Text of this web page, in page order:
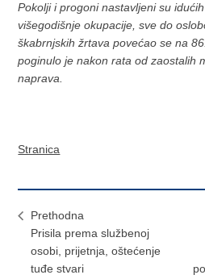
Pokolji i progoni nastavljeni su
višegodišnje okupacije, sve do
škabrnjskih žrtava povećao se na
poginulo je nakon rata od zaostalih
naprava.
Stranica
Prethodna
Prisila prema službenoj
osobi, prijetnja, oštećenje
tuđe stvari